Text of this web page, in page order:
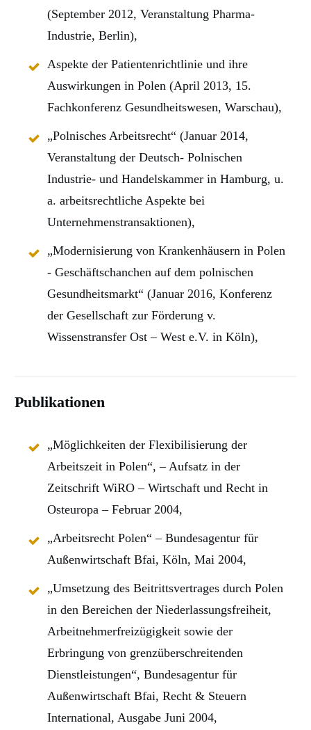
(September 2012, Veranstaltung Pharma-
Industrie, Berlin),
Aspekte der Patientenrichtlinie und ihre
Auswirkungen in Polen (April 2013, 15.
Fachkonferenz Gesundheitswesen, Warschau),
„Polnisches Arbeitsrecht“ (Januar 2014,
Veranstaltung der Deutsch- Polnischen
Industrie- und Handelskammer in Hamburg, u.
a. arbeitsrechtliche Aspekte bei
Unternehmenstransaktionen),
„Modernisierung von Krankenhäusern in Polen
- Geschäftschanchen auf dem polnischen
Gesundheitsmarkt“ (Januar 2016, Konferenz
der Gesellschaft zur Förderung v.
Wissenstransfer Ost – West e.V. in Köln),
Publikationen
„Möglichkeiten der Flexibilisierung der
Arbeitszeit in Polen“, – Aufsatz in der
Zeitschrift WiRO – Wirtschaft und Recht in
Osteuropa – Februar 2004,
„Arbeitsrecht Polen“ – Bundesagentur für
Außenwirtschaft Bfai, Köln, Mai 2004,
„Umsetzung des Beitrittsvertrages durch Polen
in den Bereichen der Niederlassungsfreiheit,
Arbeitnehmerfreizügigkeit sowie der
Erbringung von grenzüberschreitenden
Dienstleistungen“, Bundesagentur für
Außenwirtschaft Bfai, Recht & Steuern
International, Ausgabe Juni 2004,